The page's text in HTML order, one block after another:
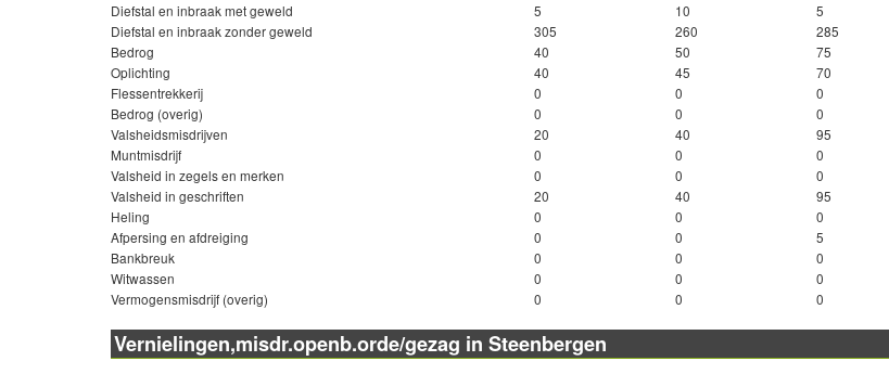
Diefstal en inbraak met geweld
5 10
5
Diefstal en inbraak zonder geweld
305 260
285
Bedrog
40 50
75
Oplichting
40 45
70
Flessentrekkerij
0 0
0
Bedrog (overig)
0 0
0
Valsheidsmisdrijven
20 40
95
Muntmisdrijf
0 0
0
Valsheid in zegels en merken
0 0
0
Valsheid in geschriften
20 40
95
Heling
0 0
0
Afpersing en afdreiging
0 0
5
Bankbreuk
0 0
0
Witwassen
0 0
0
Vermogensmisdrijf (overig)
0 0 0
Vernielingen,misdr.openb.orde/gezag in Steenbergen